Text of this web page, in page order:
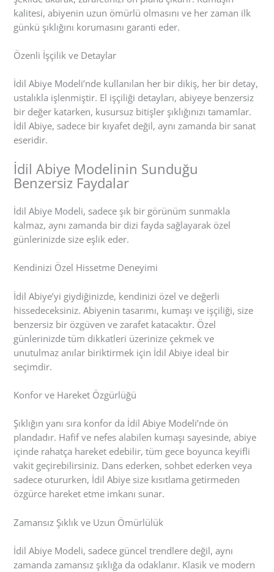
kalitesi, abiyenin uzun ömürlü olmasını ve her zaman ilk
günkü şıklığını korumasını garanti eder.
Özenli İşçilik ve Detaylar
İdil Abiye Modeli’nde kullanılan her bir dikiş, her bir detay,
ustalıkla işlenmiştir. El işçiliği detayları, abiyeye benzersiz
bir değer katarken, kusursuz bitişler şıklığınızı tamamlar.
İdil Abiye, sadece bir kıyafet değil, aynı zamanda bir sanat
eseridir.
İdil Abiye Modelinin Sunduğu
Benzersiz Faydalar
İdil Abiye Modeli, sadece şık bir görünüm sunmakla
kalmaz, aynı zamanda bir dizi fayda sağlayarak özel
günlerinizde size eşlik eder.
Kendinizi Özel Hissetme Deneyimi
İdil Abiye’yi giydiğinizde, kendinizi özel ve değerli
hissedeceksiniz. Abiyenin tasarımı, kumaşı ve işçiliği, size
benzersiz bir özgüven ve zarafet katacaktır. Özel
günlerinizde tüm dikkatleri üzerinize çekmek ve
unutulmaz anılar biriktirmek için İdil Abiye ideal bir
seçimdir.
Konfor ve Hareket Özgürlüğü
Şıklığın yanı sıra konfor da İdil Abiye Modeli’nde ön
plandadır. Hafif ve nefes alabilen kumaşı sayesinde, abiye
içinde rahatça hareket edebilir, tüm gece boyunca keyifli
vakit geçirebilirsiniz. Dans ederken, sohbet ederken veya
sadece otururken, İdil Abiye size kısıtlama getirmeden
özgürce hareket etme imkanı sunar.
Zamansız Şıklık ve Uzun Ömürlülük
İdil Abiye Modeli, sadece güncel trendlere değil, aynı
zamanda zamansız şıklığa da odaklanır. Klasik ve modern